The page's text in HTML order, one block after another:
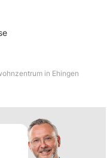
in Ehingen